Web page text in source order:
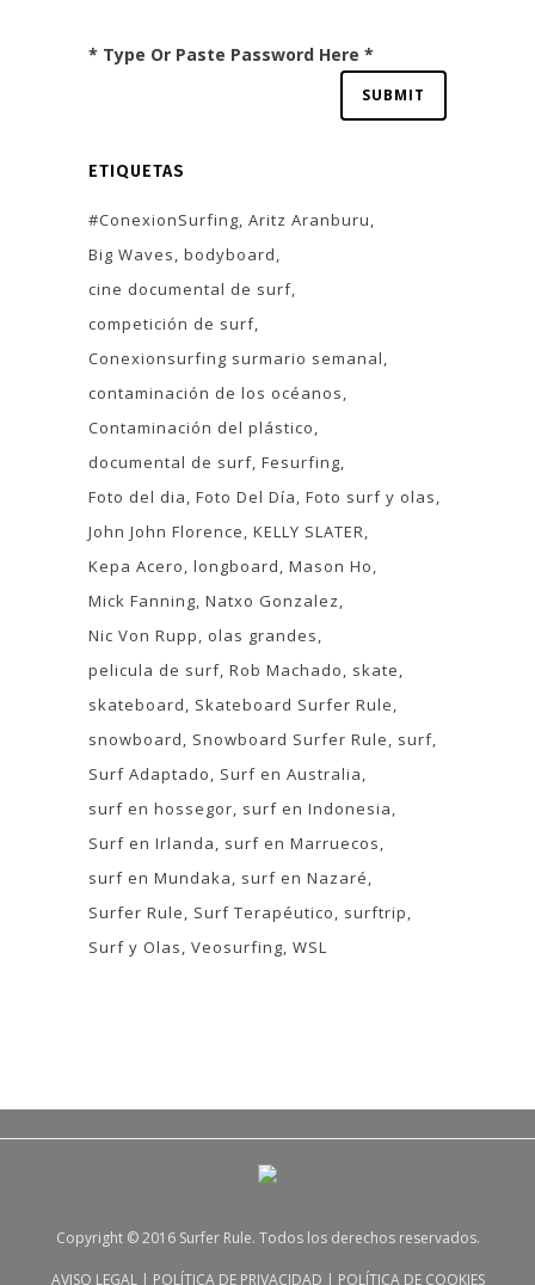
* Type Or Paste Password Here *
ETIQUETAS
#ConexionSurfing Aritz Aranburu
Big Waves bodyboard
cine documental de surf
competición de surf
Conexionsurfing surmario semanal
contaminación de los océanos
Contaminación del plástico
documental de surf Fesurfing
Foto del dia Foto Del Día Foto surf y olas
John John Florence KELLY SLATER
Kepa Acero longboard Mason Ho
Mick Fanning Natxo Gonzalez
Nic Von Rupp
olas grandes
pelicula de surf Rob Machado
skate
skateboard
Skateboard Surfer Rule
snowboard
Snowboard Surfer Rule
surf
Surf Adaptado
Surf en Australia
surf en hossegor surf en Indonesia
Surf en Irlanda
surf en Marruecos
surf en Mundaka
surf en Nazaré
Surfer Rule
Surf Terapéutico
surftrip
Surf y Olas Veosurfing WSL
Copyright © 2016 Surfer Rule. Todos los derechos reservados.
AVISO LEGAL| POLÍTICA DE PRIVACIDAD | POLÍTICA DE COOKIES